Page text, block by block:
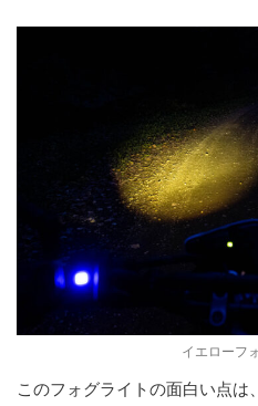
イエローフ
このフォグライトの面白い点は